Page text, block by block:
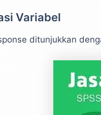
Variabel
ditunjukkan